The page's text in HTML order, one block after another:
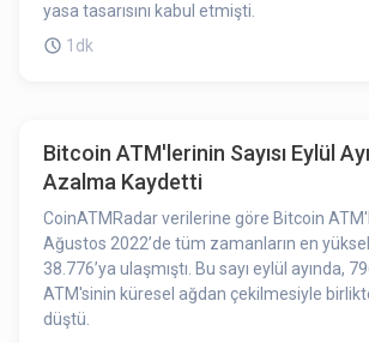
yasa tasarısını kabul etmişti.
1dk
Bitcoin ATM'lerinin Sayısı Eylül
Azalma Kaydetti
CoinATMRadar verilerine göre Bitcoin
Ağustos 2022’de tüm zamanların en
38.776’ya ulaşmıştı. Bu sayı eylül ayında,
ATM'sinin küresel ağdan çekilmesiyle
düştü.